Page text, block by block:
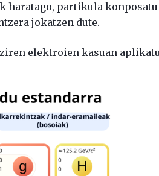
haratago, partikula
jokatzen dute.
elektroien kasuan